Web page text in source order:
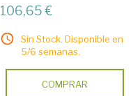
106,65 €
Sin Stock. Disponible en
5/6 semanas.
COMPRAR